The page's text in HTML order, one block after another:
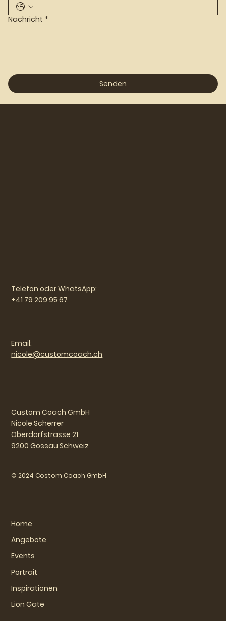
Nachricht *
Senden
Home
Angebote
Events
Portrait
Inspirationen
Lion Gate
Telefon oder WhatsApp:
+41 79 209 95 67
Email:
nicole@customcoach.ch
Custom Coach GmbH
Nicole Scherrer
Oberdorfstrasse 21
9200 Gossau Schweiz
© 2024 Costom Coach GmbH